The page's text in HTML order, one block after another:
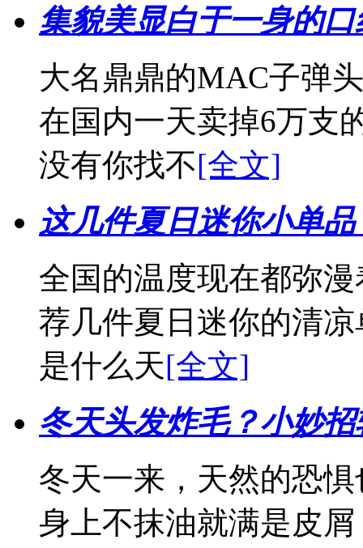
集貌美显白于一身的
大名鼎鼎的MAC子弹
在国内一天卖掉6万支
没有你找不[全文]
这几件夏日迷你小单
全国的温度现在都弥
荐几件夏日迷你的清
是什么天[全文]
冬天头发炸毛？小妙
冬天一来，天然的恐
身上不抹油就满是皮